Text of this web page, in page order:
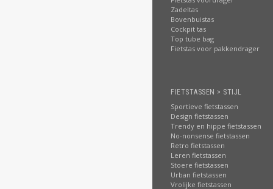
Zadeltas
Bovenbuistas
Cockpit tas
Top tube bag
Fietstas voor pakkendrager
FIETSTASSEN > STIJL
Sportieve fietstassen
Design fietstassen
Trendy en hippe fietstassen
No-nonsense fietstassen
Retro fietstassen
Leren fietstassen
Stoere fietstassen
Urban fietstassen
Vrolijke fietstassen